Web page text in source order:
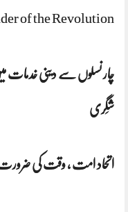
of the Revolution
چار نسلوں سے دینی خدمات
شِگری
اتحاد امت ، وقت کی ضرورت